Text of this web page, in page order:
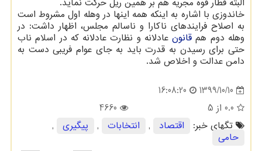
خاندوزی با اشاره به اینکه همه اینها در وهله اول مشروط است
به اصلاح فرایندهای ناکارا و ناسالم مجلس، اظهار داشت: در
وهله دوم هم قانونعادلانه و نظارت عادلانه که در اسلام ناب
حتی برای رسیدن به قدرت باید به جای عوام فریبی دست به
دامن عدالت و اخلاص شد.
1399/10/10
16:08:20
0.0 از 5
4660
تگهای خبر:
اقتصاد , انتخابات , پیگیری
,
حامی